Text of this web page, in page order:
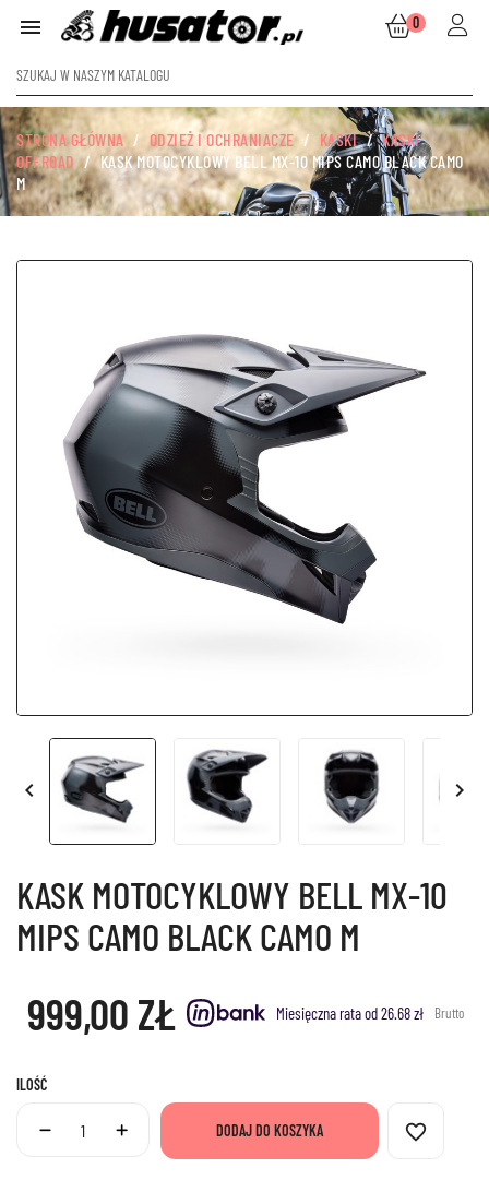
 0
STRONA GŁÓWNA ODZIEŻ I OCHRANIACZE KASKI
KASKI
OFFROAD
KASK MOTOCYKLOWY BELL MX-10 MIPS CAMO BLACK CAMO
M
 
KASK MOTOCYKLOWY BELL MX-10
MIPS CAMO BLACK CAMO M
999,00 ZŁ Miesięczna rata od 26.68 zł Brutto
ILOŚĆ
DODAJ DO KOSZYKA favorite_border